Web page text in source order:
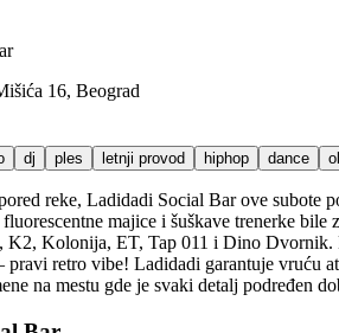
16, Beograd
dj ples letnji provod hiphop dance
reke, Ladidadi Social Bar ove subote
majice i šuškave trenerke
K2, Kolonija, ET, Tap 011 i Dino Dvornik.
pravi retro vibe! Ladidadi garantuje vruću
na mestu gde je svaki detalj podređen